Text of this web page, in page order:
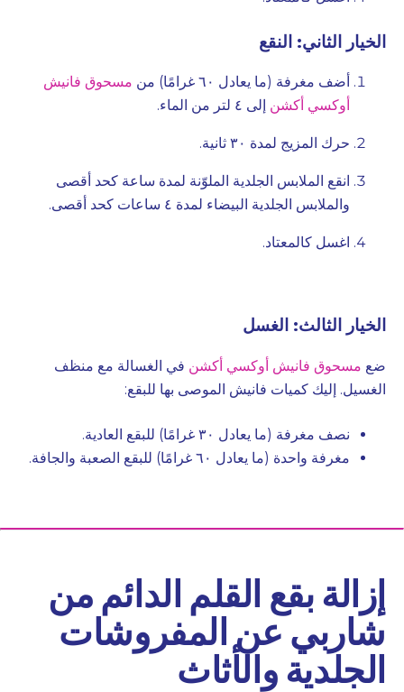
الخيار الثاني: النقع
أضف مغرفة (ما يعادل ٦٠ غرامًا) من
مسحوق فانيش
أوكسي أكشن إلى ٤ لتر من الماء.
حرك المزيج لمدة ٣٠ ثانية.
انقع الملابس الجلدية الملوّنة لمدة ساعة كحد أقصى
والملابس الجلدية البيضاء لمدة ٤ ساعات كحد أقصى.
اغسل كالمعتاد.
الخيار الثالث: الغسل
ضع مسحوق فانيش أوكسي أكشن في الغسالة مع منظف
الغسيل. إليك كميات فانيش الموصى بها للبقع:
نصف مغرفة (ما يعادل ٣٠ غرامًا) للبقع العادية.
مغرفة واحدة (ما يعادل ٦٠ غرامًا) للبقع الصعبة والجافة.
إزالة بقع القلم الدائم من
شاربي عن المفروشات
الجلدية والأثاث